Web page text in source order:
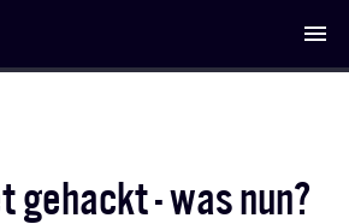
gehackt - was nun?